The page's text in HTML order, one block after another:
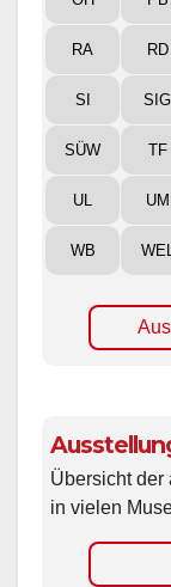
RA RD
SI SIG
SÜW TF
UL UM
WB WEL
Übersicht der
in vielen